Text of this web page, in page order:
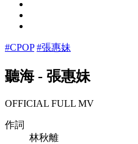
#CPOP #張惠妹
聽海- 張惠妹
OFFICIAL FULL MV
作詞
林秋離